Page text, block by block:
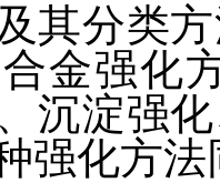
其分类
金强化
沉淀强
强化方